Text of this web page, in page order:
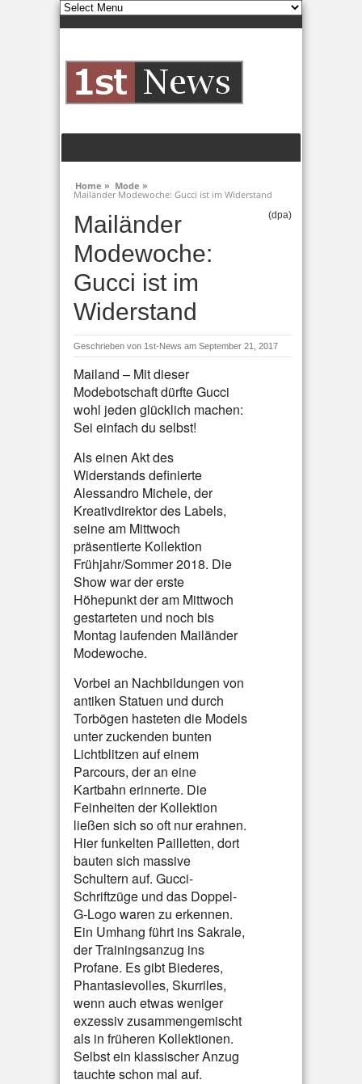
Home » Mode »
Mailänder Modewoche: Gucci ist im Widerstand
Mailänder
Modewoche:
Gucci ist im
Widerstand
(dpa)
Geschrieben von 1st-News am September 21, 2017
Mailand – Mit dieser
Modebotschaft dürfte Gucci
wohl jeden glücklich machen:
Sei einfach du selbst!
Als einen Akt des
Widerstands definierte
Alessandro Michele, der
Kreativdirektor des Labels,
seine am Mittwoch
präsentierte Kollektion
Frühjahr/Sommer 2018. Die
Show war der erste
Höhepunkt der am Mittwoch
gestarteten und noch bis
Montag laufenden Mailänder
Modewoche.
Vorbei an Nachbildungen von
antiken Statuen und durch
Torbögen hasteten die Models
unter zuckenden bunten
Lichtblitzen auf einem
Parcours, der an eine
Kartbahn erinnerte. Die
Feinheiten der Kollektion
ließen sich so oft nur erahnen.
Hier funkelten Pailletten, dort
bauten sich massive
Schultern auf. Gucci-
Schriftzüge und das Doppel-
G-Logo waren zu erkennen.
Ein Umhang führt ins Sakrale,
der Trainingsanzug ins
Profane. Es gibt Biederes,
Phantasievolles, Skurriles,
wenn auch etwas weniger
exzessiv zusammengemischt
als in früheren Kollektionen.
Selbst ein klassischer Anzug
tauchte schon mal auf.